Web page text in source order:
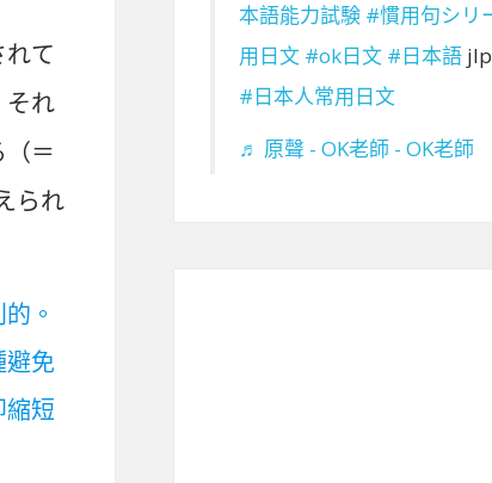
れて
それ
（＝
られ
。
免
短
本語能力試験 #慣用句シリ
用日文 #ok日文 #日本語
#日本人常用日文
♬ 原聲 - OK老師 - OK老師